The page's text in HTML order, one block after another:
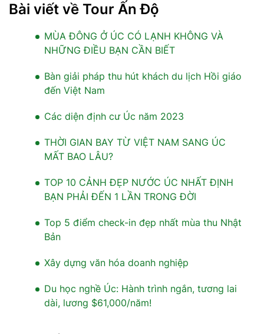
Bài viết về Tour Ấn Độ
MÙA ĐÔNG Ở ÚC CÓ LẠNH KHÔNG VÀ
NHỮNG ĐIỀU BẠN CẦN BIẾT
Bàn giải pháp thu hút khách du lịch Hồi giáo
đến Việt Nam
Các diện định cư Úc năm 2023
THỜI GIAN BAY TỪ VIỆT NAM SANG ÚC
MẤT BAO LÂU?
TOP 10 CẢNH ĐẸP NƯỚC ÚC NHẤT ĐỊNH
BẠN PHẢI ĐẾN 1 LẦN TRONG ĐỜI
Top 5 điểm check-in đẹp nhất mùa thu Nhật
Bản
Xây dựng văn hóa doanh nghiệp
Du học nghề Úc: Hành trình ngắn, tương lai
dài, lương $61,000/năm!